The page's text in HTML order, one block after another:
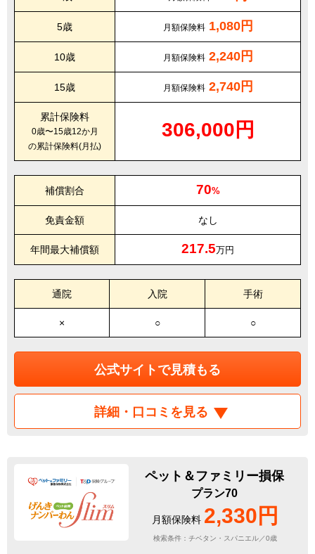
5歳 月額保険料 1,080円
10歳 月額保険料 2,240円
15歳 月額保険料 2,740円
累計保険料
0歳〜15歳12か月
の累計保険料(月払)
306,000円
補償割合 70%
免責金額 なし
年間最大補償額 217.5万円
通院 入院 手術
× ○ ○
公式サイトで見積もる
詳細・口コミを見る
ペット＆ファミリー損保
プラン70
月額保険料 2,330円
検索条件：チベタン・スパニエル／0歳